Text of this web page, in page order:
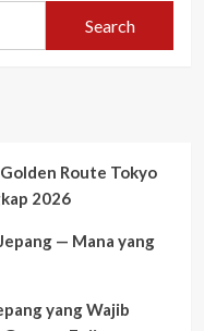
Route Tokyo
2026
— Mana yang
yang Wajib